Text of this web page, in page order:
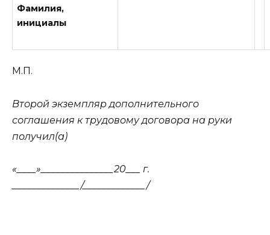
Фамилия,
инициалы
М.П.
Второй экземпляр дополнительного
соглашения к трудовому договора на руки
получил(а)
«____»_______________20___ г.
______________/_____________/